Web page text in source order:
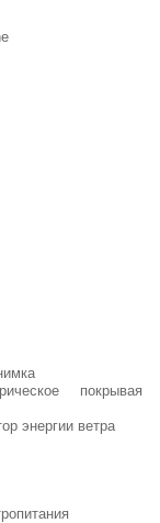
покрывая
энергии ветра